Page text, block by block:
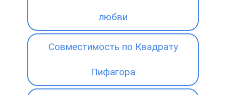
любви
Совместимость по Квадрату
Пифагора